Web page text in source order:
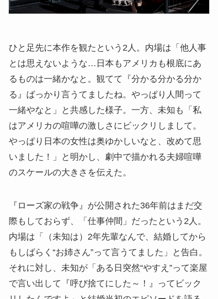
ひと足先に本作を観たという2人。内場は「他人事
とは思えないような…日本もアメリカも根底にあ
るものは一緒かなと。観てて『分かる分かる分か
る』ばっかり言うてましたね。やっぱり人間って
一緒やなと」と共感した様子。一方、未知も「私
はアメリカの喧嘩の激しさにビックリしまして。
やっぱり日本の女性は奥ゆかしいなと、改めて思
いました！」と明かし、劇中で描かれる夫婦喧嘩
のスケールの大きさを伝えた。
『ローズ家の戦争』が公開された36年前はまだ交
際もしておらず、「仕事仲間」だったという2人。
内場は「（未知は）2年先輩なんで、結婚してから
もしばらく“お姉さん”って言うてました」と告白。
それに対し、未知が「ある日突然“やすえ”って楽屋
で言い出して『呼び捨てにした～！』ってビック